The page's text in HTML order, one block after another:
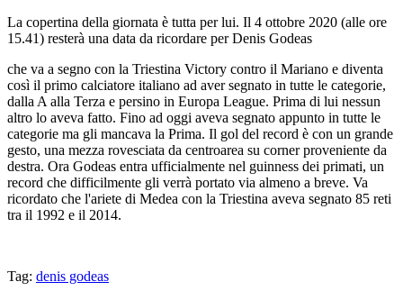
La copertina della giornata è tutta per lui. Il 4 ottobre 2020 (alle ore
15.41) resterà una data da ricordare per Denis Godeas
che va a segno con la Triestina Victory contro il Mariano e diventa
così il primo calciatore italiano ad aver segnato in tutte le categorie,
dalla A alla Terza e persino in Europa League. Prima di lui nessun
altro lo aveva fatto. Fino ad oggi aveva segnato appunto in tutte le
categorie ma gli mancava la Prima. Il gol del record è con un grande
gesto, una mezza rovesciata da centroarea su corner proveniente da
destra. Ora Godeas entra ufficialmente nel guinness dei primati, un
record che difficilmente gli verrà portato via almeno a breve. Va
ricordato che l'ariete di Medea con la Triestina aveva segnato 85 reti
tra il 1992 e il 2014.
Tag: denis godeas